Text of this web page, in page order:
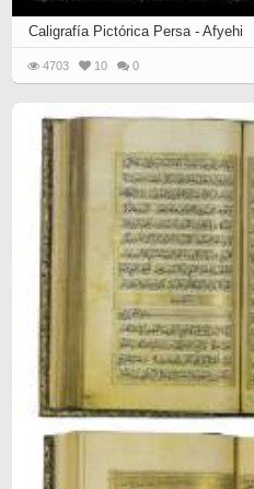
Caligrafía Pictórica Persa - Afyehi
4703 10 0